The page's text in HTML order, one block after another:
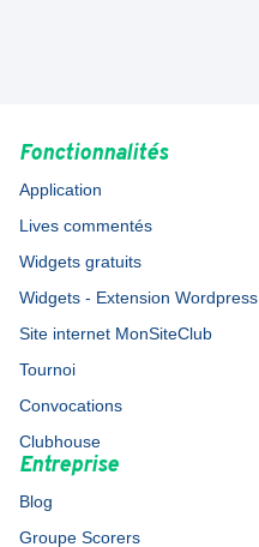
Fonctionnalités
Application
Lives commentés
Widgets gratuits
Widgets - Extension Wordpress
Site internet MonSiteClub
Tournoi
Convocations
Clubhouse
Entreprise
Blog
Groupe Scorers